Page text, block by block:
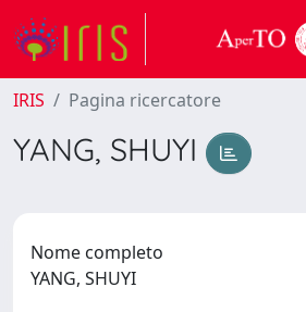
IRIS Pagina ricercatore
YANG, SHUYI
Nome completo
YANG, SHUYI